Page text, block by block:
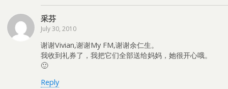
采芬
July 30, 2010
谢谢Vivian,谢谢My FM,谢谢余仁生。
我收到礼券了，我把它们全部送给妈妈，她很开心哦。
🙂
Reply